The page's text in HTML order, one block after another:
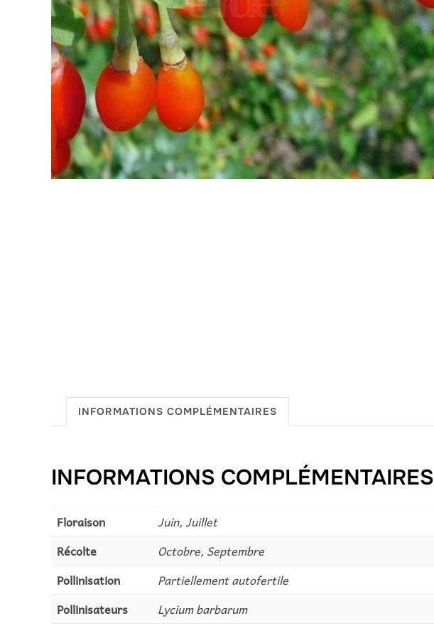
INFORMATIONS COMPLÉMENTAIRES
INFORMATIONS COMPLÉMENTAIRES
Floraison
Juin, Juillet
Récolte
Octobre, Septembre
Pollinisation
Partiellement autofertile
Pollinisateurs
Lycium barbarum